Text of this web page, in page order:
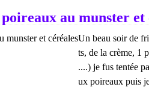
au munster et
Un beau soir de
ts, de la crème, 1
....) je fus tentée
ux poireaux puis